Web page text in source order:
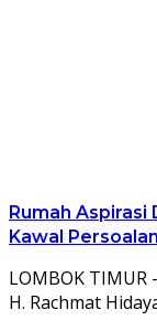
Rumah Aspirasi
Kawal
LOMBOK TIMUR
H. Rachmat